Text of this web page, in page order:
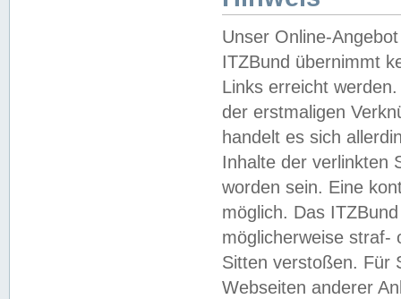
Unser Online-
ITZBund übernimmt
Links erreicht
der erstmaligen
handelt es sich
Inhalte der verlinkten
worden sein. Eine
möglich. Das
möglicherweise straf-
Sitten verstoßen. Für
Webseiten anderer